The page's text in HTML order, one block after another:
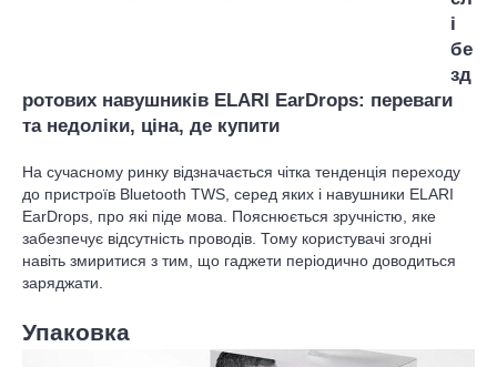
і
бе
зд
ротових навушників ELARI EarDrops: переваги
та недоліки, ціна, де купити
На сучасному ринку відзначається чітка тенденція переходу
до пристроїв Bluetooth TWS, серед яких і навушники ELARI
EarDrops, про які піде мова. Пояснюється зручністю, яке
забезпечує відсутність проводів. Тому користувачі згодні
навіть змиритися з тим, що гаджети періодично доводиться
заряджати.
Упаковка